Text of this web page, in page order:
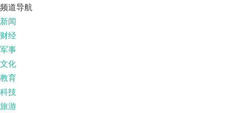
频道导航
新闻
财经
军事
文化
教育
科技
旅游